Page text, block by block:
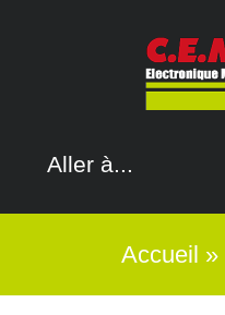
Aller à...
Accueil »